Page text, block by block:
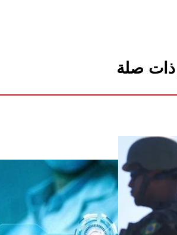
ذات صلة